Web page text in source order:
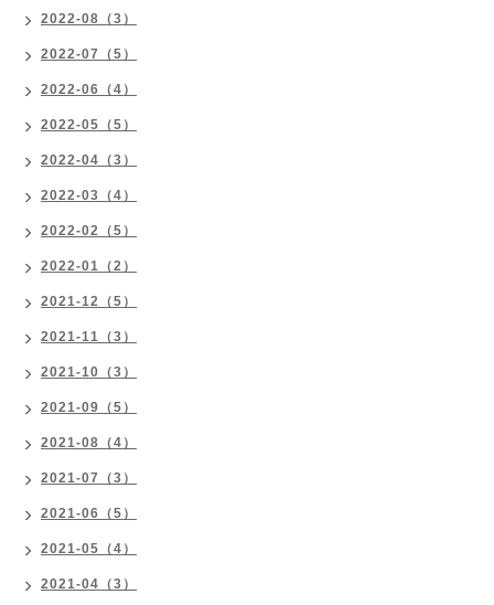
2022-08（3）
2022-07（5）
2022-06（4）
2022-05（5）
2022-04（3）
2022-03（4）
2022-02（5）
2022-01（2）
2021-12（5）
2021-11（3）
2021-10（3）
2021-09（5）
2021-08（4）
2021-07（3）
2021-06（5）
2021-05（4）
2021-04（3）